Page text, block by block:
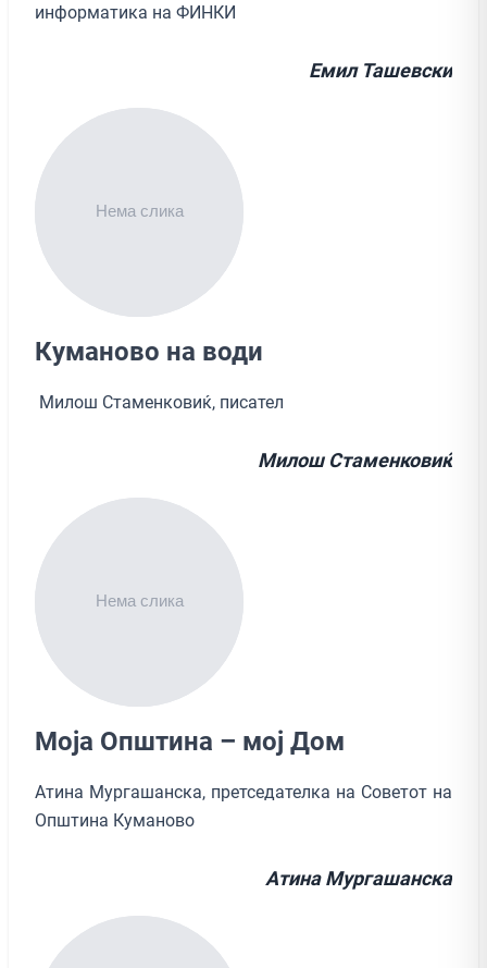
информатика на ФИНКИ
Емил Ташевски
Куманово на води
Милош Стаменковиќ, писател
Милош Стаменковиќ
Моја Општина – мој Дом
Атина Мургашанска, претседателка на Советот на
Општина Куманово
Атина Мургашанска